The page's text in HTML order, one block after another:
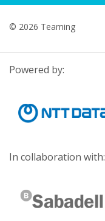
© 2026 Teaming
Powered by:
In collaboration with: